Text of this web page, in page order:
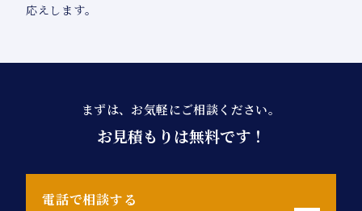
応えします。
まずは、お気軽にご相談ください。
お見積もりは無料です！
電話で相談する